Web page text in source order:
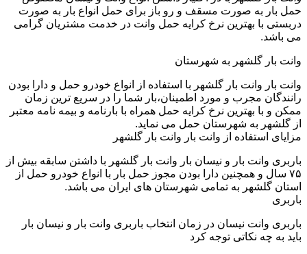
حمل بار به صورت مسقف و رو باز برای حمل انواع بار به صورت
دربستی با بهترین نرخ کرایه حمل وانت در خدمت مشتریان گرامی
می باشد.
وانت بار گلشهر به شهرستان
وانت بار وانت بار گلشهر با استفاده از انواع خودرو حمل و دارا بودن
رانندگان مجرب و مورد اطمینان،بار شما را در سریع ترین زمان
ممکن و با بهترین نرخ کرایه حمل همراه با بارنامه و بیمه نامه معتبر
از گلشهر به شهرستان حمل می نماید.
مزایای استفاده از وانت بار وانت بار گلشهر
باربری وانت بار و نیسان بار وانت بار گلشهر با داشتن سابقه بیش از
۷۵ سال و همچنین دارا بودن مجوز حمل بار با انواع خودرو حمل از
استان گلشهر به تمامی شهرستان های ایران می باشد.
باربری
باربری وانت نیسان در زمان انتخاب باربری وانت بار و نیسان بار
باید به چه نکاتی توجه کرد